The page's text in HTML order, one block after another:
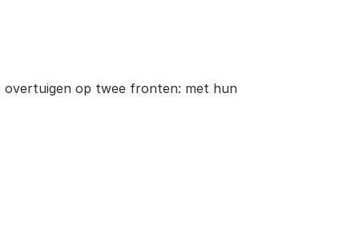
overtuigen op twee fronten: met hun